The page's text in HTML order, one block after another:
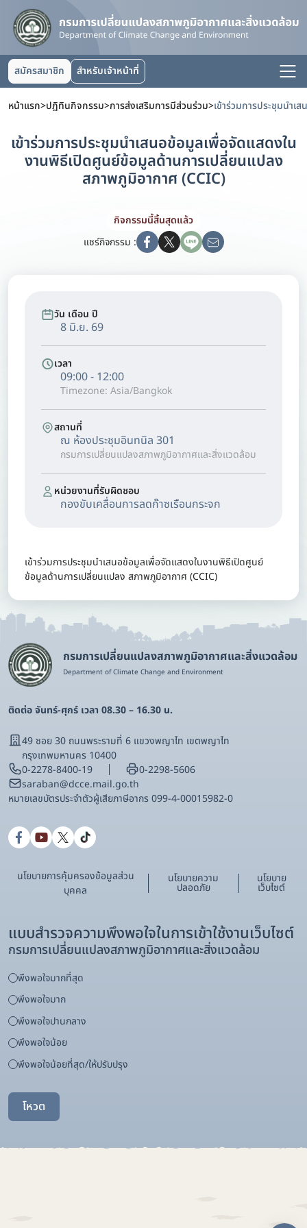
สมัครสมาชิก สำหรับเจ้าหน้าที่
หน้าแรก>ปฏิทินกิจกรรม>การส่งเสริมการมีส่วนร่วม>
เข้าร่วมการประชุมนำเสนอข้อมูลเพื่อจัดแสดงใน
งานพิธีเปิดศูนย์ข้อมูลด้านการเปลี่ยนแปลง
สภาพภูมิอากาศ (CCIC)
กิจกรรมนี้สิ้นสุดแล้ว
แชร์กิจกรรม :
วัน เดือน ปี
8 มิ.ย. 69
เวลา
09:00 - 12:00
Timezone: Asia/Bangkok
สถานที่
ณ ห้องประชุมอินทนิล 301
กรมการเปลี่ยนแปลงสภาพภูมิอากาศและสิ่งแวดล้อม
หน่วยงานที่รับผิดชอบ
กองขับเคลื่อนการลดก๊าซเรือนกระจก
เข้าร่วมการประชุมนำเสนอข้อมูลเพื่อจัดแสดงในงานพิธีเปิดศูนย์
ข้อมูลด้านการเปลี่ยนแปลง สภาพภูมิอากาศ (CCIC)
กรมการเปลี่ยนแปลงสภาพภูมิอากาศและสิ่งแวดล้อม
Department of Climate Change and Environment
ติดต่อ จันทร์-ศุกร์ เวลา 08.30 – 16.30 น.
49 ซอย 30 ถนนพระรามที่ 6 แขวงพญาไท เขตพญาไท
กรุงเทพมหานคร 10400
0-2278-8400-19
0-2298-5606
saraban@dcce.mail.go.th
หมายเลขบัตรประจําตัวผู้เสียภาษีอากร 099-4-00015982-0
นโยบายการคุ้มครองข้อมูลส่วน
บุคคล
นโยบายความ
ปลอดภัย
นโยบาย
เว็บไซต์
แบบสำรวจความพึงพอใจในการเข้าใช้งานเว็บไซต์
กรมการเปลี่ยนแปลงสภาพภูมิอากาศและสิ่งแวดล้อม
พึงพอใจมากที่สุด
พึงพอใจมาก
พึงพอใจปานกลาง
พึงพอใจน้อย
พึงพอใจน้อยที่สุด/ให้ปรับปรุง
โหวต